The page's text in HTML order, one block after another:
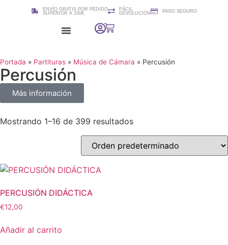
ENVÍO GRATIS POR PEDIDO
SUPERIOR A 100€
FÁCIL
DEVOLUCIÓN
PAGO SEGURO
Portada » Partituras » Música de Cámara » Percusión
Percusión
Más información
Mostrando 1–16 de 399 resultados
PERCUSIÓN DIDÁCTICA
€12,00
Añadir al carrito